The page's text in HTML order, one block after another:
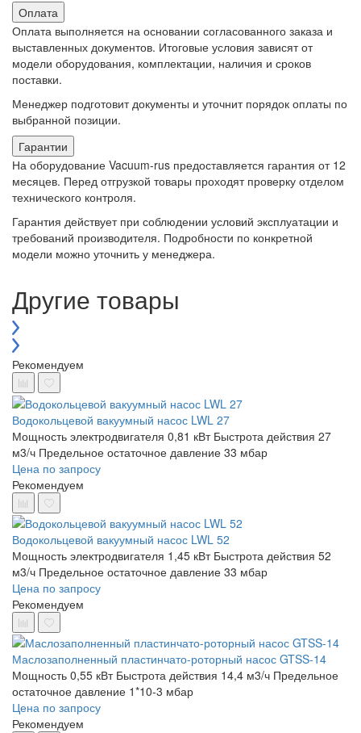
Оплата
Оплата выполняется на основании согласованного заказа и
выставленных документов. Итоговые условия зависят от
модели оборудования, комплектации, наличия и сроков
поставки.
Менеджер подготовит документы и уточнит порядок оплаты по
выбранной позиции.
Гарантии
На оборудование Vacuum-rus предоставляется гарантия от 12
месяцев. Перед отгрузкой товары проходят проверку отделом
технического контроля.
Гарантия действует при соблюдении условий эксплуатации и
требований производителя. Подробности по конкретной
модели можно уточнить у менеджера.
Другие товары
Рекомендуем
Водокольцевой вакуумный насос LWL 27
Мощность электродвигателя 0,81 кВт Быстрота действия 27
м3/ч Предельное остаточное давление 33 мбар
Цена по запросу
Рекомендуем
Водокольцевой вакуумный насос LWL 52
Мощность электродвигателя 1,45 кВт Быстрота действия 52
м3/ч Предельное остаточное давление 33 мбар
Цена по запросу
Рекомендуем
Маслозаполненный пластинчато-роторный насос GTSS-14
Мощность 0,55 кВт Быстрота действия 14,4 м3/ч Предельное
остаточное давление 1*10-3 мбар
Цена по запросу
Рекомендуем